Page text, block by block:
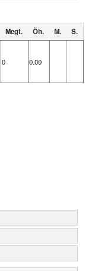
Megt. Öh. M.
S.
0 0.00